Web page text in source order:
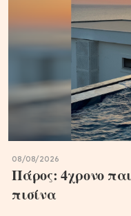
08/08/2026
Πάρος: 4χρονο
πισίνα